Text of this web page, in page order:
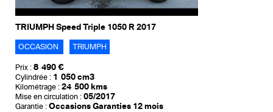
TRIUMPH Speed Triple 1050 R 2017
OCCASION TRIUMPH
Prix : 8 490 €
Cylindrée : 1 050 cm3
Kilométrage : 24 500 kms
Mise en circulation : 05/2017
Garantie : Occasions Garanties 12 mois